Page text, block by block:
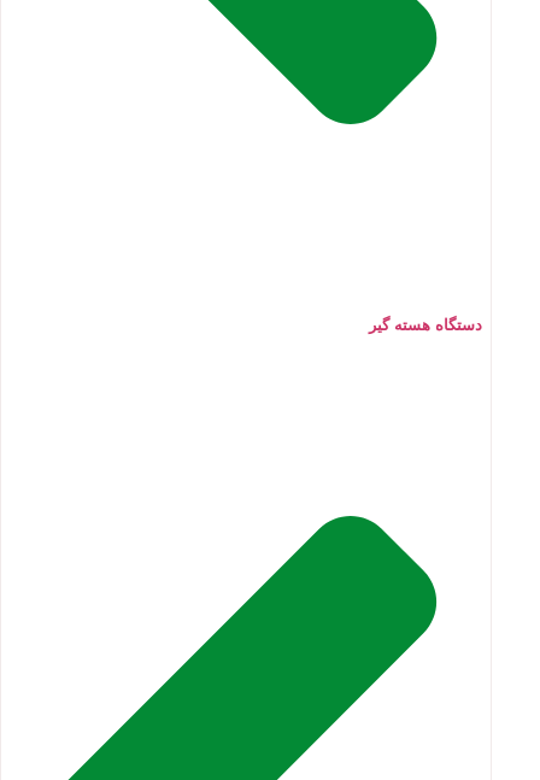
دستگاه هسته گیر